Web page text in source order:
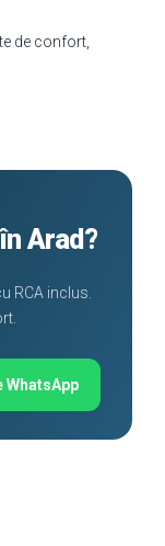
de confort,
Arad?
RCA inclus.
WhatsApp